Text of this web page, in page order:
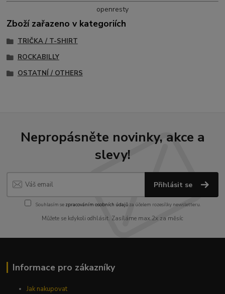
openresty
Zboží zařazeno v kategoriích
TRIČKA / T-SHIRT
ROCKABILLY
OSTATNÍ / OTHERS
Nepropásněte novinky, akce a
slevy!
Přihlásit se
Souhlasím se zpracováním osobních údajůza účelem rozesílky newsletteru.
Můžete se kdykoli odhlásit. Zasíláme max.2x za měsíc
Informace pro zákazníky
Jak nakupovat